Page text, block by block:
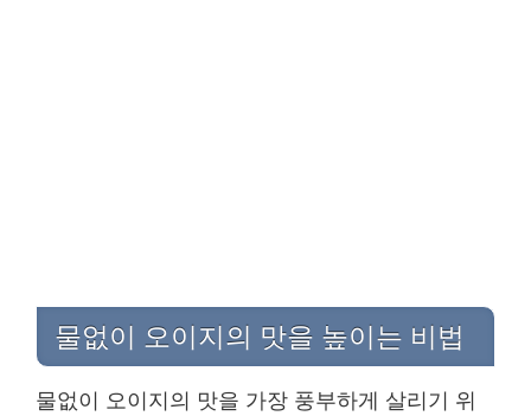
물없이 오이지의 맛을 높이는 비법
물없이 오이지의 맛을 가장 풍부하게 살리기 위